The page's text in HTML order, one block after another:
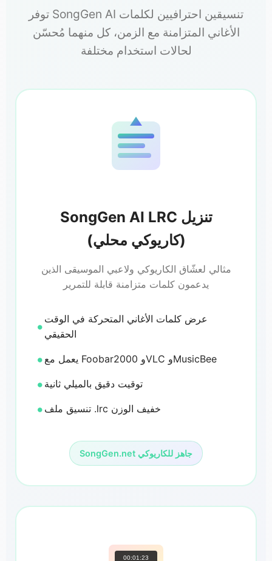
توفر SongGen AI تنسيقين احترافيين لكلمات
الأغاني المتزامنة مع الزمن، كل منهما مُحسّن
لحالات استخدام مختلفة
SongGen AI LRC تنزيل
(كاريوكي محلي)
مثالي لعشّاق الكاريوكي ولاعبي الموسيقى الذين
يدعمون كلمات متزامنة قابلة للتمرير
عرض كلمات الأغاني المتحركة في الوقت
الحقيقي
يعمل مع Foobar2000 وVLC وMusicBee
توقيت دقيق بالميلي ثانية
تنسيق ملف .lrc خفيف الوزن
SongGen.net جاهز للكاريوكي
00:01:23